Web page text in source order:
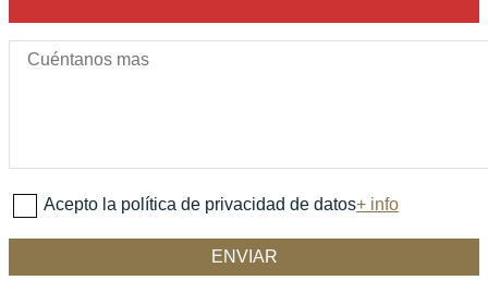
Acepto la política de privacidad de datos+ info